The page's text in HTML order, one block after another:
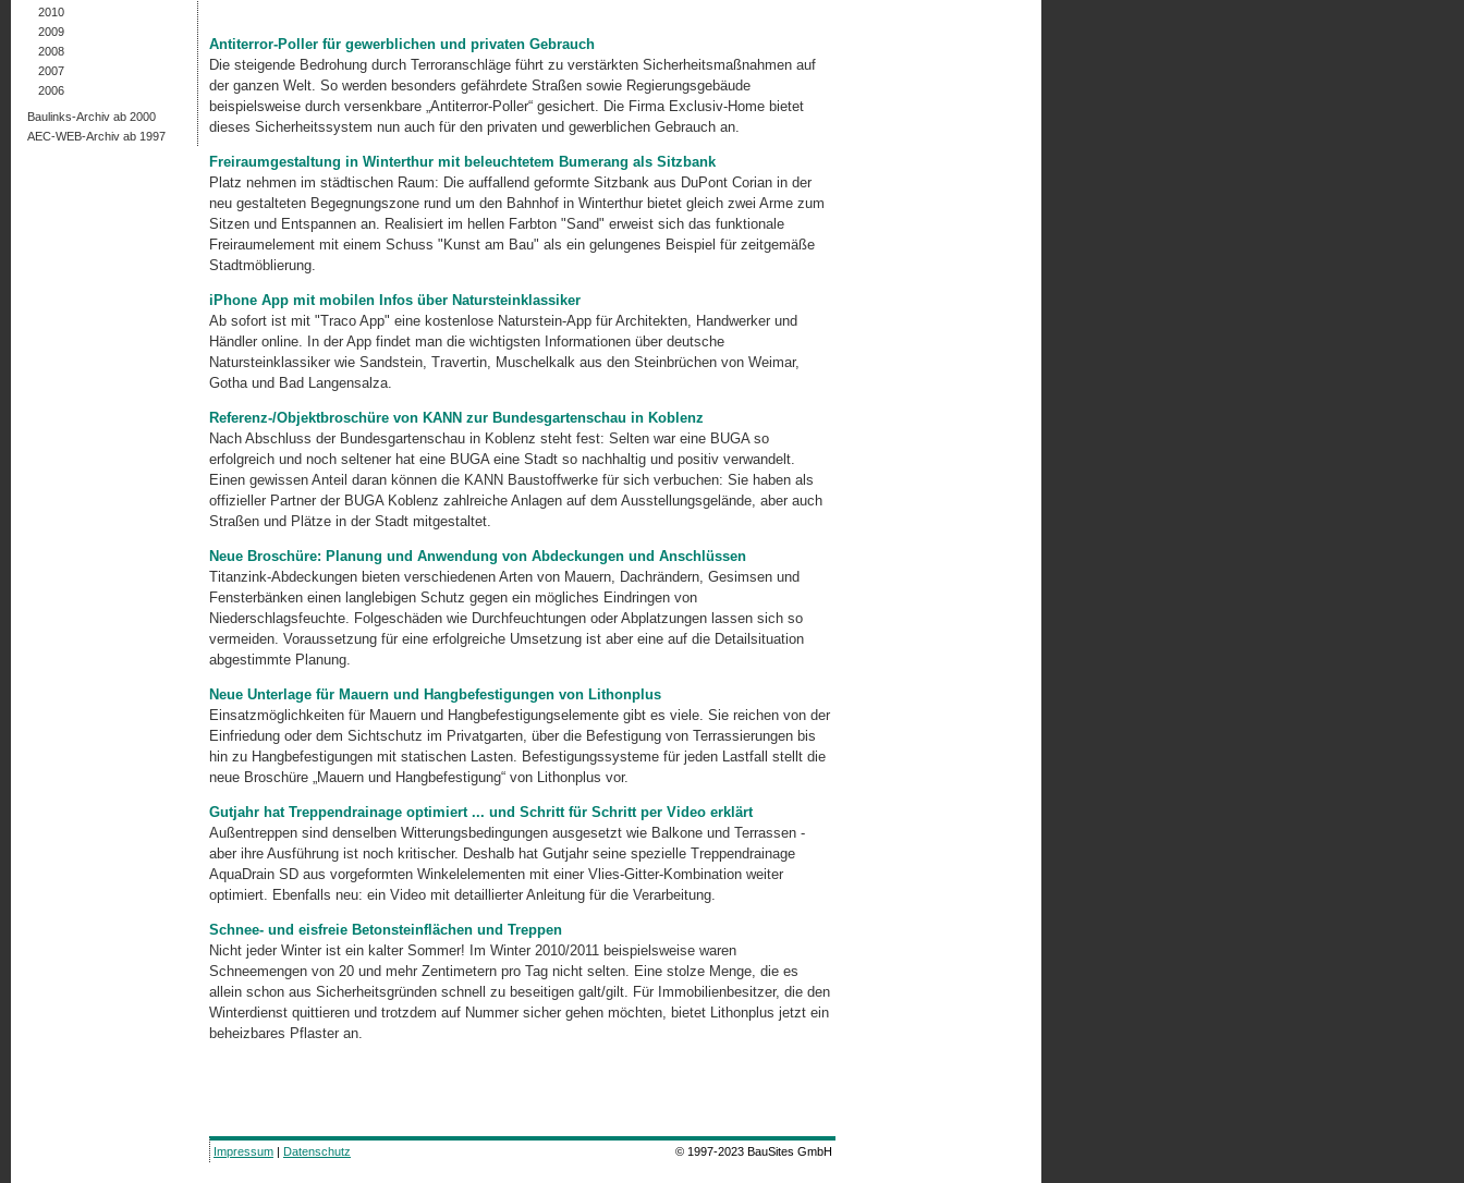
Antiterror-Poller für gewerblichen und privaten Gebrauch
Die steigende Bedrohung durch Terroranschläge führt zu verstärkten Sicherheitsmaßnahmen auf
der ganzen Welt. So werden besonders gefährdete Straßen sowie Regierungsgebäude
beispielsweise durch versenkbare „Antiterror-Poller“ gesichert. Die Firma Exclusiv-Home bietet
dieses Sicherheitssystem nun auch für den privaten und gewerblichen Gebrauch an.
Freiraumgestaltung in Winterthur mit beleuchtetem Bumerang als Sitzbank
Platz nehmen im städtischen Raum: Die auffallend geformte Sitzbank aus DuPont Corian in der
neu gestalteten Begegnungszone rund um den Bahnhof in Winterthur bietet gleich zwei Arme zum
Sitzen und Entspannen an. Realisiert im hellen Farbton "Sand" erweist sich das funktionale
Freiraumelement mit einem Schuss "Kunst am Bau" als ein gelungenes Beispiel für zeitgemäße
Stadtmöblierung.
iPhone App mit mobilen Infos über Natursteinklassiker
Ab sofort ist mit "Traco App" eine kostenlose Naturstein-App für Architekten, Handwerker und
Händler online. In der App findet man die wichtigsten Informationen über deutsche
Natursteinklassiker wie Sandstein, Travertin, Muschelkalk aus den Steinbrüchen von Weimar,
Gotha und Bad Langensalza.
Referenz-/Objektbroschüre von KANN zur Bundesgartenschau in Koblenz
Nach Abschluss der Bundesgartenschau in Koblenz steht fest: Selten war eine BUGA so
erfolgreich und noch seltener hat eine BUGA eine Stadt so nachhaltig und positiv verwandelt.
Einen gewissen Anteil daran können die KANN Baustoffwerke für sich verbuchen: Sie haben als
offizieller Partner der BUGA Koblenz zahlreiche Anlagen auf dem Ausstellungsgelände, aber auch
Straßen und Plätze in der Stadt mitgestaltet.
Neue Broschüre: Planung und Anwendung von Abdeckungen und Anschlüssen
Titanzink-Abdeckungen bieten verschiedenen Arten von Mauern, Dachrändern, Gesimsen und
Fensterbänken einen langlebigen Schutz gegen ein mögliches Eindringen von
Niederschlagsfeuchte. Folgeschäden wie Durchfeuchtungen oder Abplatzungen lassen sich so
vermeiden. Voraussetzung für eine erfolgreiche Umsetzung ist aber eine auf die Detailsituation
abgestimmte Planung.
Neue Unterlage für Mauern und Hangbefestigungen von Lithonplus
Einsatzmöglichkeiten für Mauern und Hangbefestigungselemente gibt es viele. Sie reichen von der
Einfriedung oder dem Sichtschutz im Privatgarten, über die Befestigung von Terrassierungen bis
hin zu Hangbefestigungen mit statischen Lasten. Befestigungssysteme für jeden Lastfall stellt die
neue Broschüre „Mauern und Hangbefestigung“ von Lithonplus vor.
Gutjahr hat Treppendrainage optimiert ... und Schritt für Schritt per Video erklärt
Außentreppen sind denselben Witterungsbedingungen ausgesetzt wie Balkone und Terrassen -
aber ihre Ausführung ist noch kritischer. Deshalb hat Gutjahr seine spezielle Treppendrainage
AquaDrain SD aus vorgeformten Winkelelementen mit einer Vlies-Gitter-Kombination weiter
optimiert. Ebenfalls neu: ein Video mit detaillierter Anleitung für die Verarbeitung.
Schnee- und eisfreie Betonsteinflächen und Treppen
Nicht jeder Winter ist ein kalter Sommer! Im Winter 2010/2011 beispielsweise waren
Schneemengen von 20 und mehr Zentimetern pro Tag nicht selten. Eine stolze Menge, die es
allein schon aus Sicherheitsgründen schnell zu beseitigen galt/gilt. Für Immobilienbesitzer, die den
Winterdienst quittieren und trotzdem auf Nummer sicher gehen möchten, bietet Lithonplus jetzt ein
beheizbares Pflaster an.
2010
2009
2008
2007
2006
Baulinks-Archiv ab 2000
AEC-WEB-Archiv ab 1997
Impressum | Datenschutz © 1997-2023 BauSites GmbH